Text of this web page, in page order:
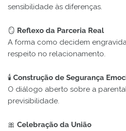
sensibilidade às diferenças.
🪞 Reflexo da Parceria Real
A forma como decidem
respeito no relacionamento.
🕯️ Construção de Segurança
O diálogo aberto sobre a
previsibilidade.
🎀 Celebração da União